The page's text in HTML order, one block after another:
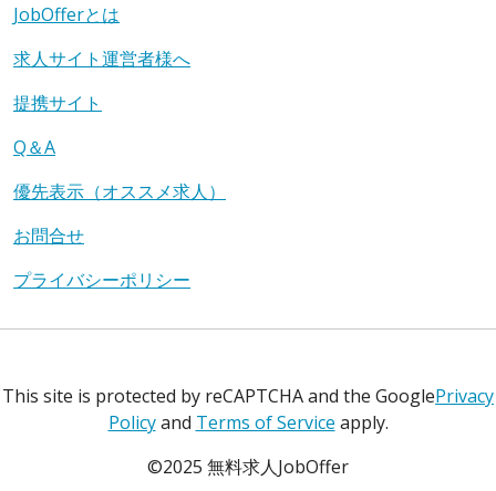
JobOfferとは
求人サイト運営者様へ
提携サイト
Q＆A
優先表示（オススメ求人）
お問合せ
プライバシーポリシー
This site is protected by reCAPTCHA and the GooglePrivacy
Policyand Terms of Service apply.
©2025 無料求人JobOffer